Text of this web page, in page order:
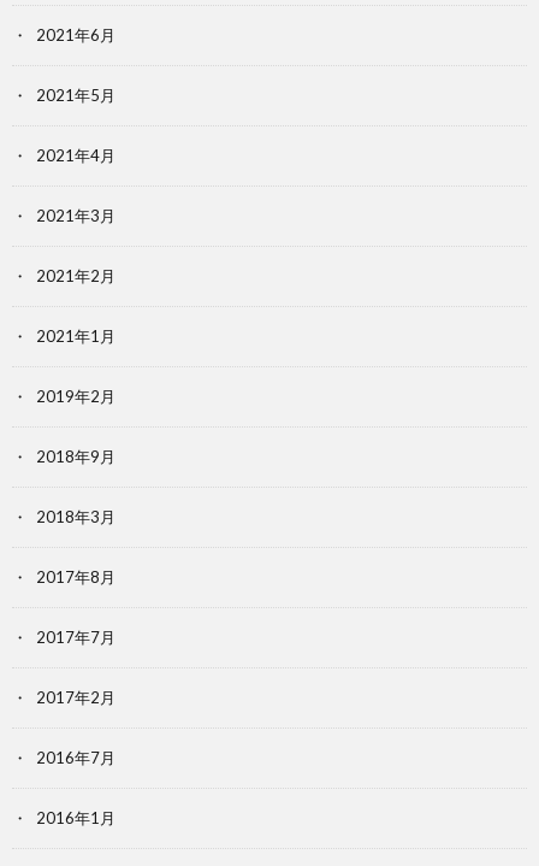
2021年6月
2021年5月
2021年4月
2021年3月
2021年2月
2021年1月
2019年2月
2018年9月
2018年3月
2017年8月
2017年7月
2017年2月
2016年7月
2016年1月